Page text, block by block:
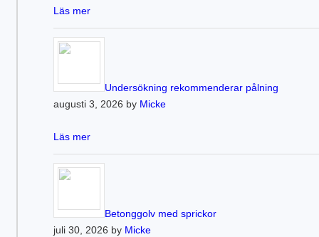
Läs mer
Undersökning rekommenderar pålning
augusti 3, 2026 by Micke
Läs mer
Betonggolv med sprickor
juli 30, 2026 by Micke